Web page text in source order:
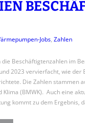
Jobs, Zahlen
die Beschäftigtenzahlen im
2023 vervierfacht, wie
Die Zahlen stammen
(BMWK). Auch eine
kommt zu dem Ergebnis,